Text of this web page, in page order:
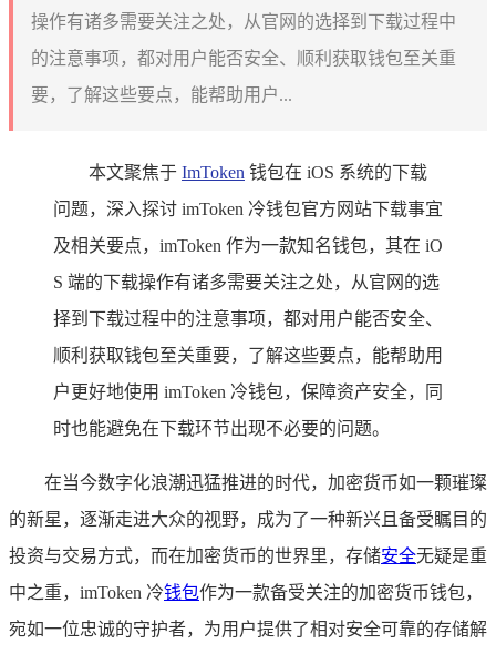
操作有诸多需要关注之处，从官网的选择到下载过程中
的注意事项，都对用户能否安全、顺利获取钱包至关重
要，了解这些要点，能帮助用户...
本文聚焦于 ImToken 钱包在 iOS 系统的下载
问题，深入探讨 imToken 冷钱包官方网站下载事宜
及相关要点，imToken 作为一款知名钱包，其在 iO
S 端的下载操作有诸多需要关注之处，从官网的选
择到下载过程中的注意事项，都对用户能否安全、
顺利获取钱包至关重要，了解这些要点，能帮助用
户更好地使用 imToken 冷钱包，保障资产安全，同
时也能避免在下载环节出现不必要的问题。
在当今数字化浪潮迅猛推进的时代，加密货币如一颗璀璨
的新星，逐渐走进大众的视野，成为了一种新兴且备受瞩目的
投资与交易方式，而在加密货币的世界里，存储安全无疑是重
中之重，imToken 冷钱包作为一款备受关注的加密货币钱包，
宛如一位忠诚的守护者，为用户提供了相对安全可靠的存储解